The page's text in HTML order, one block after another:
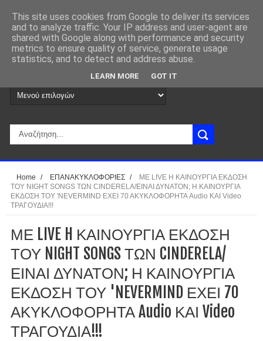
Home / ΕΠΑΝΑΚΥΚΛΟΦΟΡΙΕΣ /
ΜΕ LIVE H ΚΑΙΝΟΥΡΓΙΑ ΕΚΔΟΣΗ
ΤΟΥ NIGHT SONGS ΤΩΝ CINDERELA/ΕΙΝΑΙ ΔΥΝΑΤΟΝ; Η ΚΑΙΝΟΥΡΓΙΑ
ΕΚΔΟΣΗ ΤΟΥ 'NEVERMIND ΕΧΕΙ 70 ΑΚΥΚΛΟΦΟΡΗΤΑ Audio ΚΑΙ Video
ΤΡΑΓΟΥΔΙΑ!!!
ΜΕ LIVE H ΚΑΙΝΟΥΡΓΙΑ ΕΚΔΟΣΗ
ΤΟΥ NIGHT SONGS ΤΩΝ CINDERELA/
ΕΙΝΑΙ ΔΥΝΑΤΟΝ; Η ΚΑΙΝΟΥΡΓΙΑ
ΕΚΔΟΣΗ ΤΟΥ 'NEVERMIND ΕΧΕΙ 70
ΑΚΥΚΛΟΦΟΡΗΤΑ Audio ΚΑΙ Video
ΤΡΑΓΟΥΔΙΑ!!!
This site uses cookies from Google to deliver its services
and to analyze traffic. Your IP address and user-agent are
shared with Google along with performance and security
metrics to ensure quality of service, generate usage
statistics, and to detect and address abuse.
LEARN MORE GOT IT